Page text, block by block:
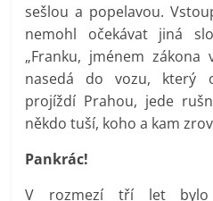
sešlou a popelavou.
nemohl očekávat jiná
„Franku, jménem zákona
nasedá do vozu, který
projíždí Prahou, jede
někdo tuší, koho a kam
Pankrác!
V rozmezí tří let bylo